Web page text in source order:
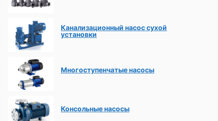
Канализационный насос сухой
установки
Многоступенчатые насосы
Консольные насосы